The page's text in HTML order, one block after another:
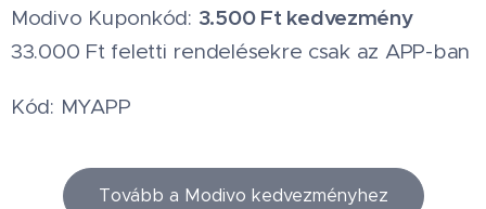
Modivo Kuponkód: 3.500 Ft kedvezmény
33.000 Ft feletti rendelésekre csak az APP-ban
Kód: MYAPP
Tovább a Modivo kedvezményhez